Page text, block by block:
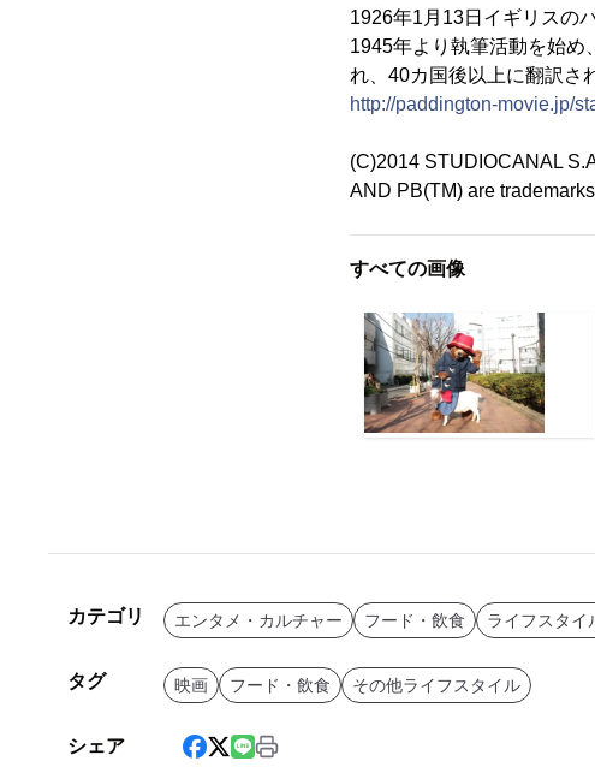
1926年1月13日イギリスの
1945年より執筆活動を始め
れ、40カ国後以上に翻訳さ
http://paddington-movie.jp/
(C)2014 STUDIOCANAL
AND PB(TM) are
すべての画像
カテゴリ エンタメ・カルチャー フード・飲食 ライフスタイ
タグ 映画 フード・飲食 その他ライフスタイル
シェア